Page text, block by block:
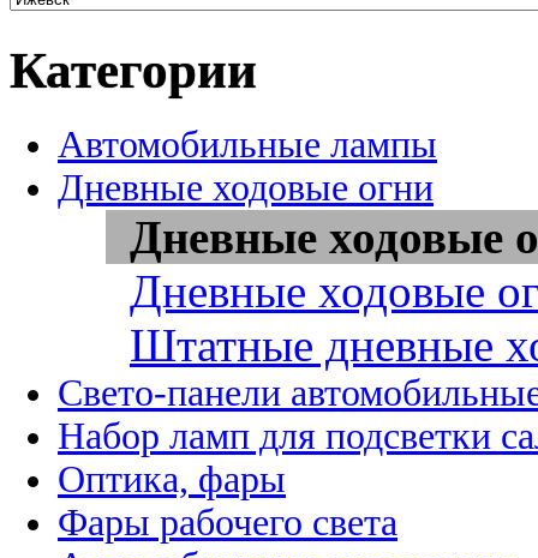
Категории
Автомобильные лампы
Дневные ходовые огни
Дневные ходовые
Дневные ходовые
Штатные дневные
Свето-панели
Набор ламп для подсветки
Оптика, фары
Фары рабочего света